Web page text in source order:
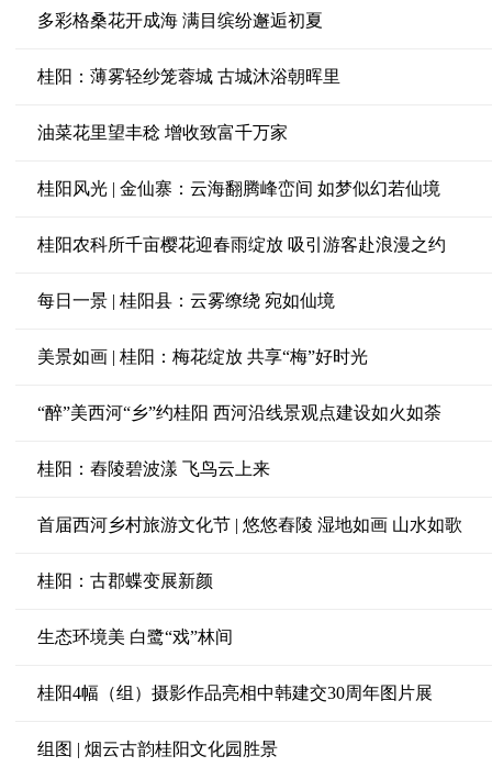
多彩格桑花开成海 满目缤纷邂逅初夏
桂阳：薄雾轻纱笼蓉城 古城沐浴朝晖里
油菜花里望丰稔 增收致富千万家
桂阳风光 | 金仙寨：云海翻腾峰峦间 如梦似幻若仙境
桂阳农科所千亩樱花迎春雨绽放 吸引游客赴浪漫之约
每日一景 | 桂阳县：云雾缭绕 宛如仙境
美景如画 | 桂阳：梅花绽放 共享“梅”好时光
“醉”美西河“乡”约桂阳 西河沿线景观点建设如火如荼
桂阳：舂陵碧波漾 飞鸟云上来
首届西河乡村旅游文化节 | 悠悠舂陵 湿地如画 山水如歌
桂阳：古郡蝶变展新颜
生态环境美 白鹭“戏”林间
桂阳4幅（组）摄影作品亮相中韩建交30周年图片展
组图 | 烟云古韵桂阳文化园胜景